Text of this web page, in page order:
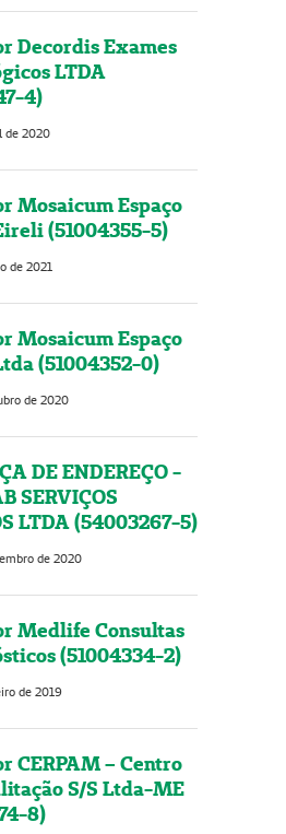
Decordis Exames
LTDA
4)
de 2020
Mosaicum Espaço
(51004355-5)
de 2021
Mosaicum Espaço
(51004352-0)
de 2020
DE ENDEREÇO -
SERVIÇOS
LTDA (54003267-5)
de 2020
Medlife Consultas
(51004334-2)
de 2019
CERPAM – Centro
S/S Ltda-ME
8)